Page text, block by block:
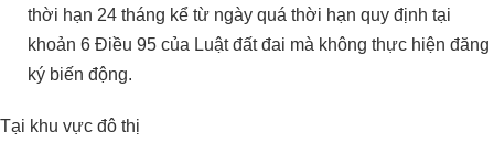
thời hạn 24 tháng kể từ ngày quá thời hạn quy định tại
khoản 6 Điều 95 của Luật đất đai mà không thực hiện đăng
ký biến động.
Tại khu vực đô thị